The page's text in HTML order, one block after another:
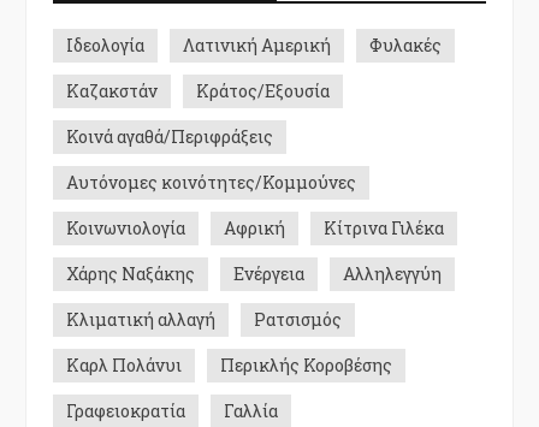
Ιδεολογία Λατινική Αμερική
Φυλακές
Καζακστάν
Κράτος/Εξουσία
Κοινά αγαθά/Περιφράξεις
Αυτόνομες κοινότητες/Κομμούνες
Κοινωνιολογία
Αφρική
Κίτρινα Γιλέκα
Χάρης Ναξάκης
Ενέργεια
Αλληλεγγύη
Κλιματική αλλαγή
Ρατσισμός
Καρλ Πολάνυι
Περικλής Κοροβέσης
Γραφειοκρατία
Γαλλία